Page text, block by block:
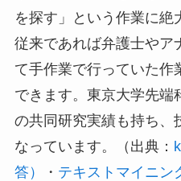
を探す」という作業に絶
従来であれば弁護士やア
て手作業で行っていた作
できます。東京大学先端
の共同研究実績も持ち、
なっています。（出典：
答）
・ テキストマイニン